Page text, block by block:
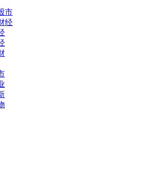
市
经